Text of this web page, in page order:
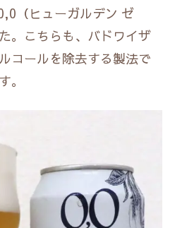
（ヒューガルデン ゼ
。こちらも、バドワイザ
コールを除去する製法で
。